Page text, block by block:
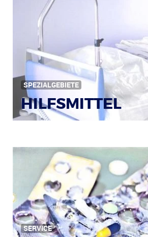
SPEZIALGEBIETE
HILFSMITTEL
Bild: © Rainer Sturm / pixelio.de
SERVICE